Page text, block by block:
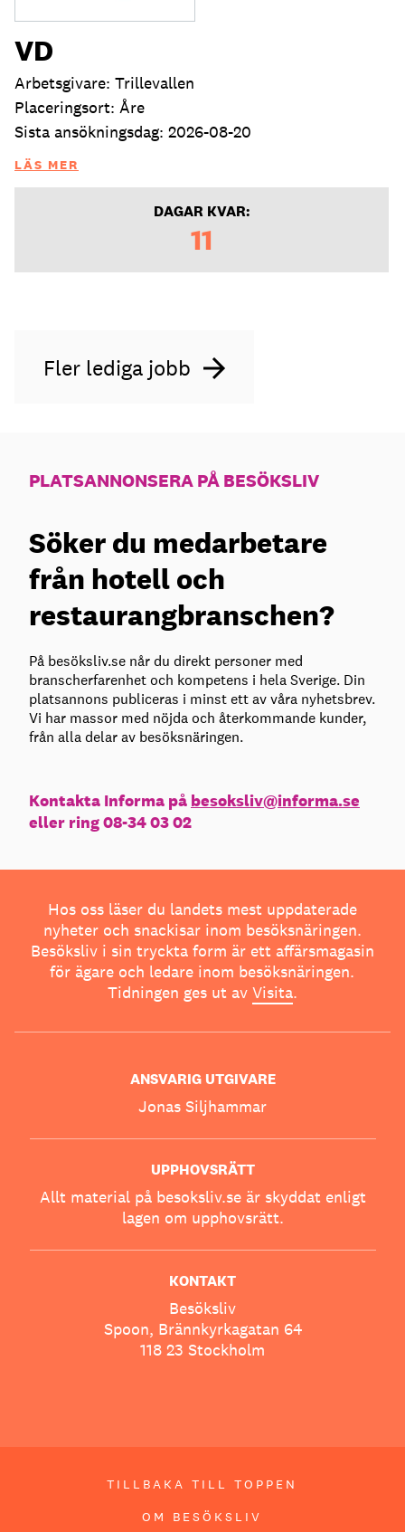
VD
Arbetsgivare: Trillevallen
Placeringsort: Åre
Sista ansökningsdag: 2026-08-20
LÄS MER
DAGAR KVAR:
11
Fler lediga jobb
PLATSANNONSERA PÅ BESÖKSLIV
Söker du medarbetare
från hotell och
restaurangbranschen?
På besöksliv.se når du direkt personer med
branscherfarenhet och kompetens i hela Sverige. Din
platsannons publiceras i minst ett av våra nyhetsbrev.
Vi har massor med nöjda och återkommande kunder,
från alla delar av besöksnäringen.
Kontakta Informa på besoksliv@informa.se
eller ring 08-34 03 02
Hos oss läser du landets mest uppdaterade
nyheter och snackisar inom besöksnäringen.
Besöksliv i sin tryckta form är ett affärsmagasin
för ägare och ledare inom besöksnäringen.
Tidningen ges ut av Visita.
ANSVARIG UTGIVARE
Jonas Siljhammar
UPPHOVSRÄTT
Allt material på besoksliv.se är skyddat enligt
lagen om upphovsrätt.
KONTAKT
Besöksliv
Spoon, Brännkyrkagatan 64
118 23 Stockholm
TILLBAKA TILL TOPPEN
OM BESÖKSLIV